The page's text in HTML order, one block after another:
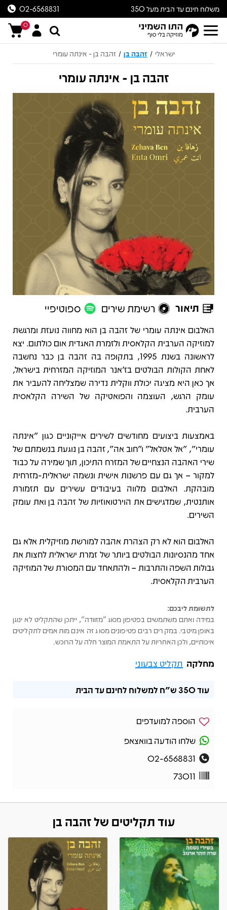
משלוח חינם עד הבית מעל 350
ש״ח
02-6568831
0
ישראלי / זהבה בן / זהבה בן - אינתה עומרי
זהבה בן - אינתה עומרי
תיאור רשימת שירים ספוטיפיי
תיאור
האלבום אינתה עומרי של זהבה בן הוא מחווה נועזת ומרגשת
למוזיקה הערבית הקלאסית ולזמרת האגדית אום כולתום. יצא
לראשונה בשנת 1995, בתקופה בה זהבה בן כבר נחשבה
לאחת הקולות הבולטים בז'אנר המוזיקה המזרחית בישראל,
אך כאן היא מציגה יכולת ווקלית נדירה שמצליחה להעביר את
עומק הרגש, העוצמה והפואטיקה של השירה הקלאסית
הערבית.
באמצעות ביצועים מחודשים לשירים אייקוניים כגון "אינתה
עומרי", "אל אטלאל" ו"חוב אה", זהבה בן נוגעת בנשמתם של
שירי האהבה הנצחיים של המזרח התיכון, תוך שמירה על כבוד
למקור – אך גם עם פרשנות אישית ונשמה ישראלית-מזרחית
מובהקת. האלבום מלווה בעיבודים עשירים עם תזמורת
אותנטית, שמדגישים את הוירטואוזיות של זהבה בן ואת עומק
השירים.
האלבום הוא לא רק הצהרת אהבה למורשת מוזיקלית אלא גם
אחד מהנסיונות הבולטים ביותר של זמרת ישראלית לחצות את
גבולות השפה והתרבות – ולהתאחד עם המסורת של המוזיקה
הערבית הקלאסית.
לתשומת ליבכם:
במידה ואתם משתמשים בפטיפון מסוג "מזוודה", ייתכן שהתקליט לא ינוגן
באופן מיטבי. במקרים רבים פטיפונים מסוג זה אינם מותאמים לתקליטים
איכותיים, ולכן האחריות על התאמת המוצר חלה על הרוכש.
מחלקה תקליט צבעוני
עוד350 ש"ח למשלוח לחינם עד הבית
הוספה למועדפים
שלחו הודעה בוואצאפ
02-6568831
73011
עוד תקליטים של זהבה בן